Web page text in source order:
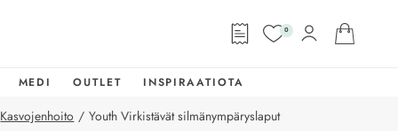
0
MEDI OUTLET INSPIRAATIOTA
Kasvojenhoito / Youth Virkistävät silmänympäryslaput